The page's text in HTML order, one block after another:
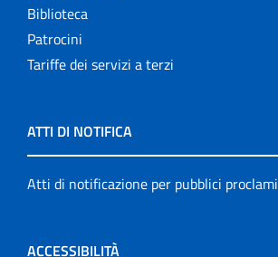
Biblioteca
Patrocini
Tariffe dei servizi a terzi
ATTI DI NOTIFICA
Atti di notificazione per pubblici proclami
ACCESSIBILITÀ